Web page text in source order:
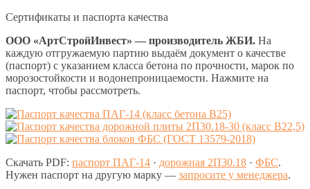
Сертификаты и паспорта качества
ООО «АртСтройИнвест» — производитель ЖБИ. На
каждую отгружаемую партию выдаём документ о качестве
(паспорт) с указанием класса бетона по прочности, марок по
морозостойкости и водонепроницаемости. Нажмите на
паспорт, чтобы рассмотреть.
Скачать PDF: паспорт ПАГ-14 · дорожная 2П30.18 · ФБС.
Нужен паспорт на другую марку — запросите у менеджера.